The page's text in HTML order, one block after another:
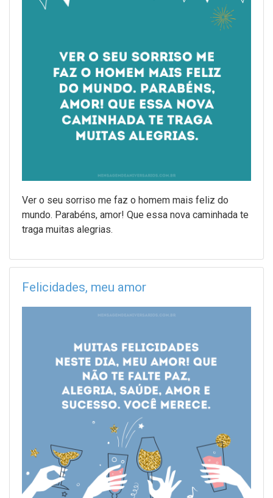
Ver o seu sorriso me faz o homem mais feliz do
mundo. Parabéns, amor! Que essa nova caminhada te
traga muitas alegrias.
Felicidades, meu amor